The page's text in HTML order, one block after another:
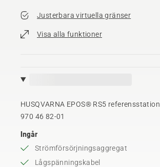
Justerbara virtuella gränser
Visa alla funktioner
HUSQVARNA EPOS® RS5
970 46 82‑01
Ingår
Strömförsörjningsaggregat
Lågspänningskabel